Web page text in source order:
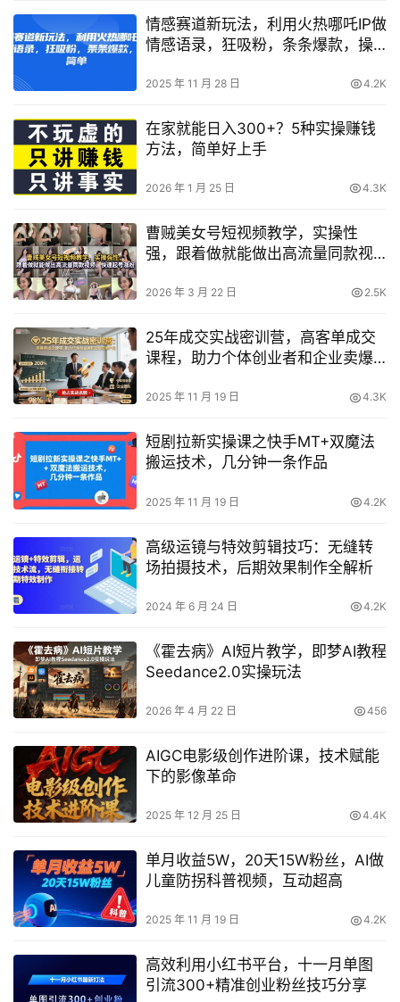
情感赛道新玩法，利用火热哪吒IP做
情感语录，狂吸粉，条条爆款，操
2025 年 11 月 28 日 4.2K
在家就能日入300+？5种实操赚钱
方法，简单好上手
2026 年 1 月 25 日 4.3K
曹贼美女号短视频教学，实操性
强，跟着做就能做出高流量同款视
2026 年 3 月 22 日 2.5K
25年成交实战密训营，高客单成交
课程，助力个体创业者和企业卖爆
2025 年 11 月 19 日 4.3K
短剧拉新实操课之快手MT+双魔法
搬运技术，几分钟一条作品
2025 年 11 月 19 日 4.2K
高级运镜与特效剪辑技巧：无缝转
场拍摄技术，后期效果制作全解析
2024 年 6 月 24 日 4.2K
《霍去病》AI短片教学，即梦AI教程
Seedance2.0实操玩法
2026 年 4 月 22 日 456
AIGC电影级创作进阶课，技术赋能
下的影像革命
2025 年 12 月 25 日 4.4K
单月收益5W，20天15W粉丝，AI做
儿童防拐科普视频，互动超高
2025 年 11 月 19 日 4.2K
高效利用小红书平台，十一月单图
引流300+精准创业粉丝技巧分享